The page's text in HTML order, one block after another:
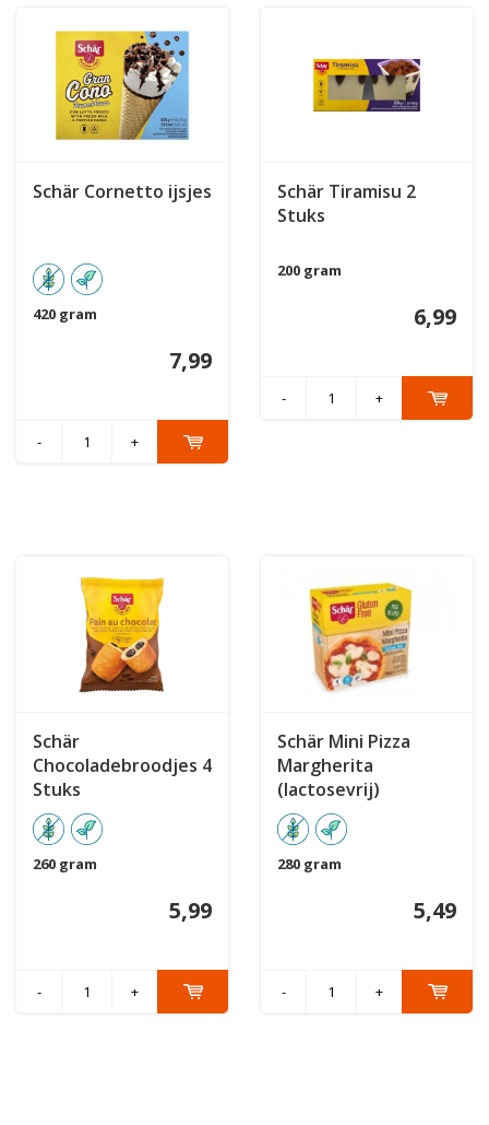
Schär Cornetto ijsjes
420 gram
7,99
- +
Schär Tiramisu 2
Stuks
200 gram
6,99
- +
Schär
Chocoladebroodjes 4
Stuks
260 gram
5,99
- +
Schär Mini Pizza
Margherita
(lactosevrij)
280 gram
5,49
- +